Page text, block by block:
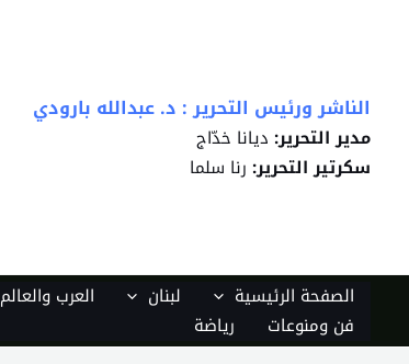
الناشر ورئيس التحرير : د. عبدالله بارودي
مدير التحرير: ديانا خدّاج
سكرتير التحرير: رنا سلما
الصفحة الرئيسية لبنان العرب والعالم
فن ومنوعات
رياضة